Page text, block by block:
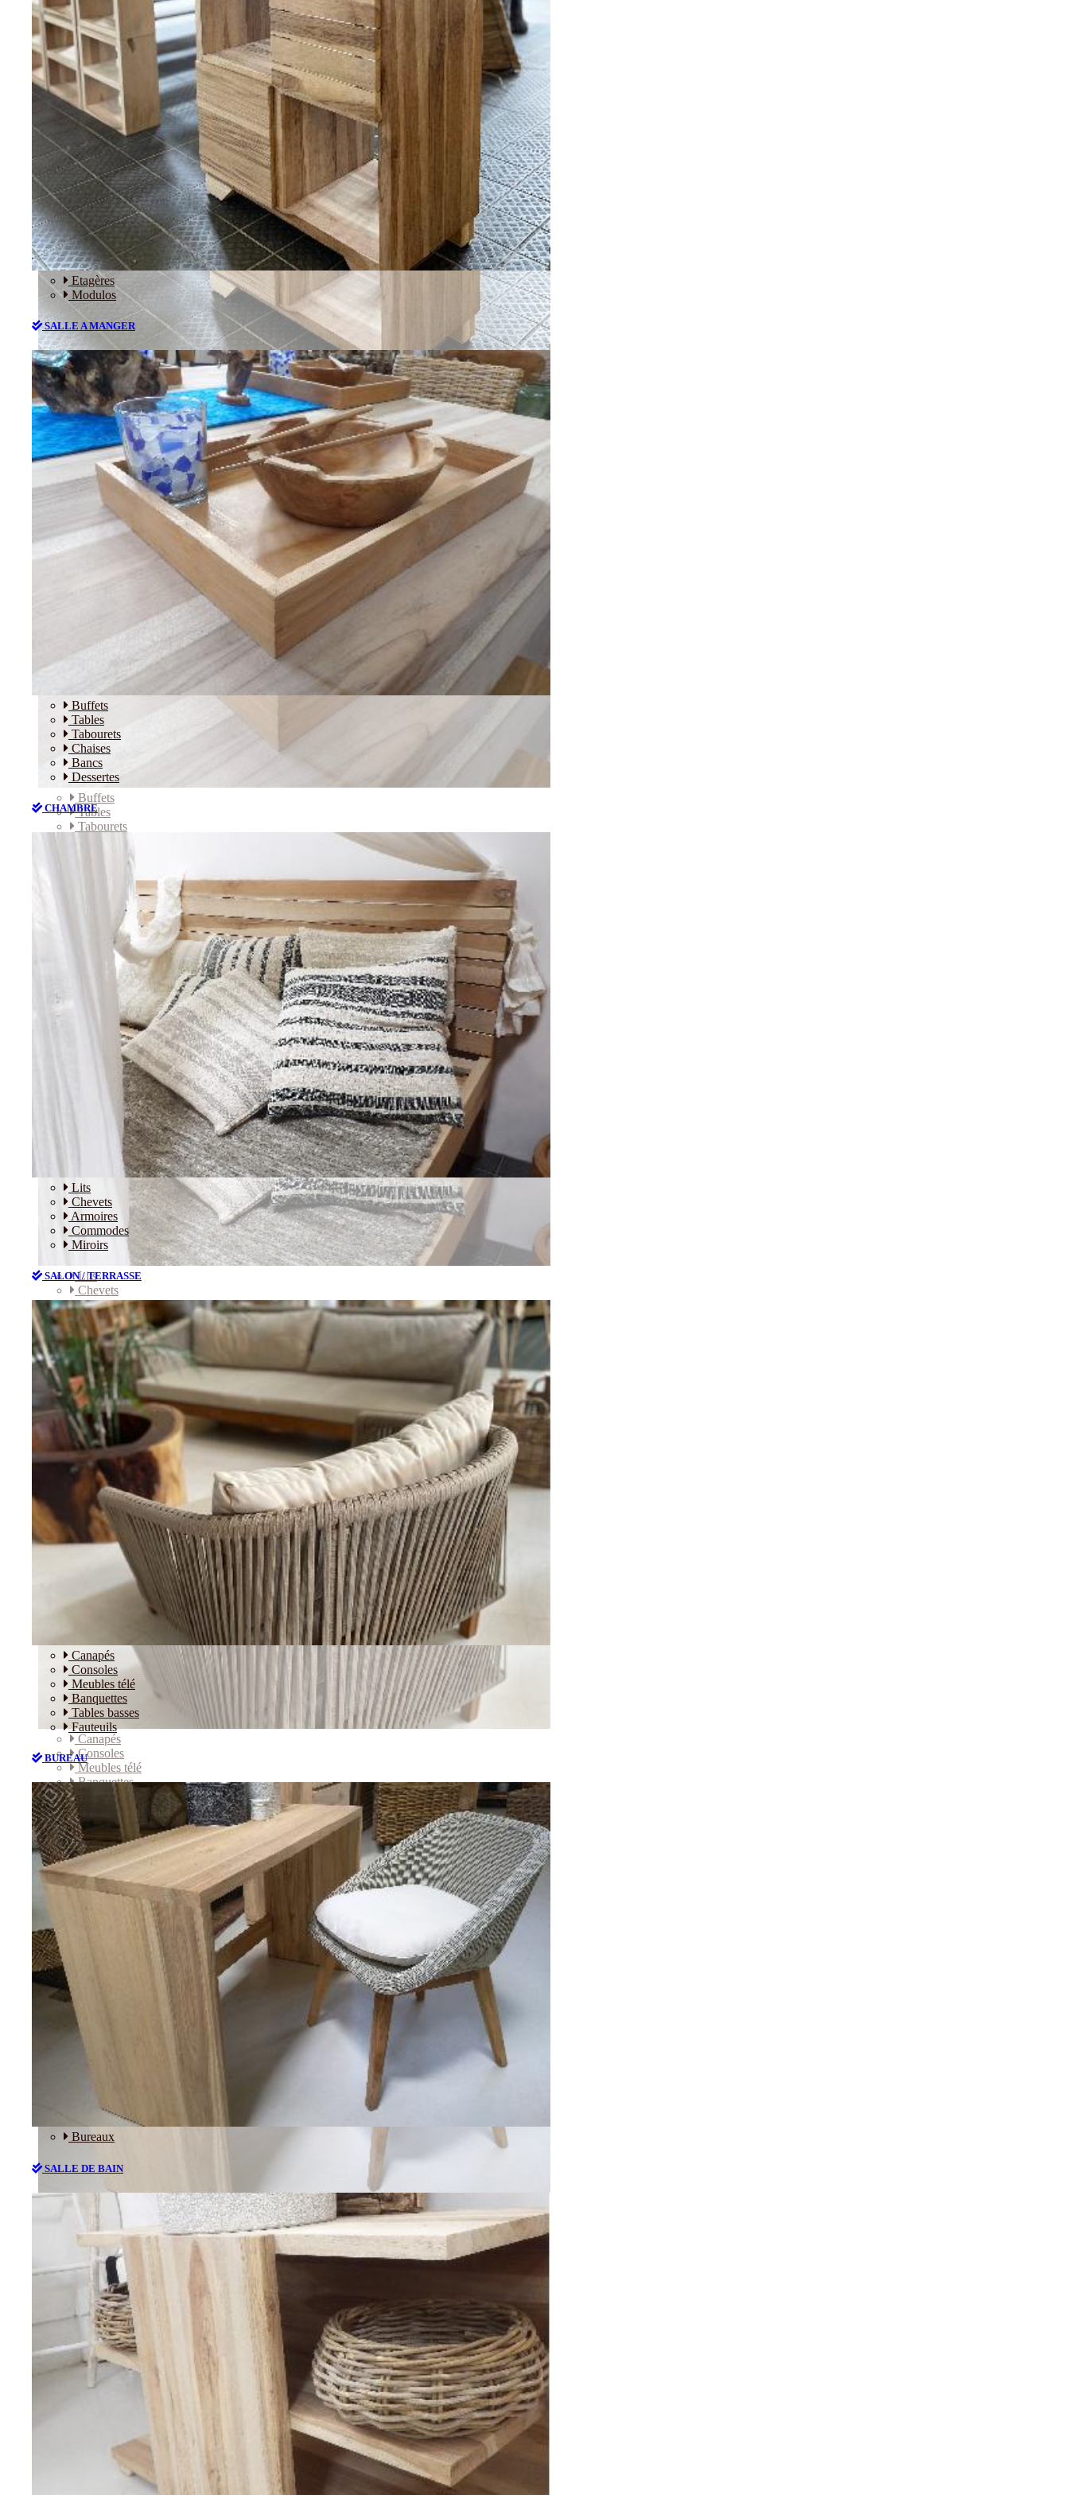
Etagères
Modulos
SALLE A MANGER
Buffets
Tables
Tabourets
Chaises
Bancs
Dessertes
CHAMBRE
Lits
Chevets
Armoires
Commodes
Miroirs
SALON / TERRASSE
Canapés
Consoles
Meubles télé
Banquettes
Tables basses
Fauteuils
BUREAU
Bureaux
SALLE DE BAIN
Etagères
Modulos
SALLE A MANGER
Buffets
Tables
Tabourets
CHAMBRE
Lits
Chevets
Armoires
Commodes
Miroirs
SALON / TERRASSE
Canapés
Consoles
Meubles télé
Banquettes
Tables basses
Fauteuils
BUREAU
Bureaux
SALLE DE BAIN